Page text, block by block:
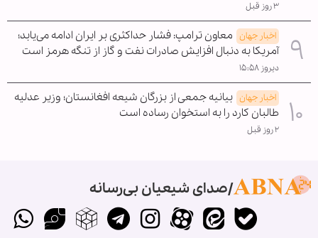
۳ روز قبل
اخبار جهان معاون ترامپ: فشار حداکثری بر ایران ادامه می‌یابد؛
آمریکا به دنبال افزایش صادرات نفت و گاز از تنگه هرمز است
دیروز ۱۵:۵۸
اخبار جهان بیانیه جمعی از بزرگان شیعه افغانستان؛ وزیر عدلیه
طالبان کارد را به استخوان رساده است
۲ روز قبل
صدای شیعیان بی‌رسانه